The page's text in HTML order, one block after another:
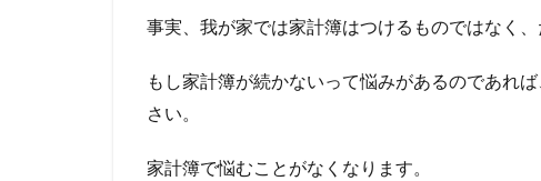
事実、我が家では家計簿はつけるものではなく、
もし家計簿が続かないって悩みがあるのであれ
さい。
家計簿で悩むことがなくなります。